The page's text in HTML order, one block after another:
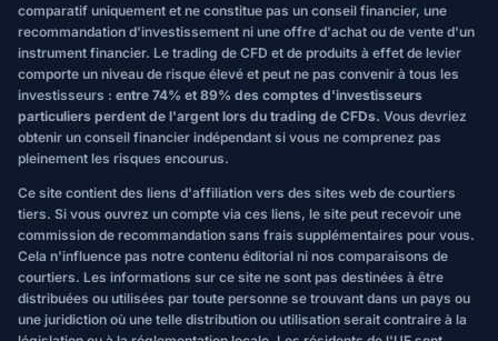
comparatif uniquement et ne constitue pas un conseil financier, une
recommandation d'investissement ni une offre d'achat ou de vente d'un
instrument financier. Le trading de CFD et de produits à effet de levier
comporte un niveau de risque élevé et peut ne pas convenir à tous les
investisseurs : entre 74% et 89% des comptes d'investisseurs
particuliers perdent de l'argent lors du trading de CFDs. Vous devriez
obtenir un conseil financier indépendant si vous ne comprenez pas
pleinement les risques encourus.
Ce site contient des liens d'affiliation vers des sites web de courtiers
tiers. Si vous ouvrez un compte via ces liens, le site peut recevoir une
commission de recommandation sans frais supplémentaires pour vous.
Cela n'influence pas notre contenu éditorial ni nos comparaisons de
courtiers. Les informations sur ce site ne sont pas destinées à être
distribuées ou utilisées par toute personne se trouvant dans un pays ou
une juridiction où une telle distribution ou utilisation serait contraire à la